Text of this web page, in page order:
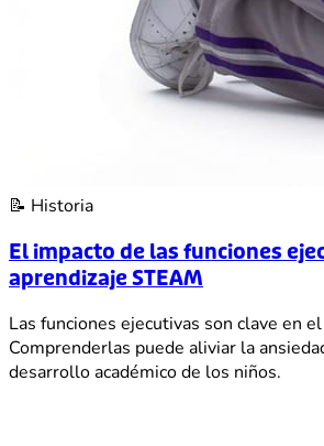
📝 Historia
El impacto de las funciones
aprendizaje STEAM
Las funciones ejecutivas son clave en
Comprenderlas puede aliviar la
desarrollo académico de los niños.